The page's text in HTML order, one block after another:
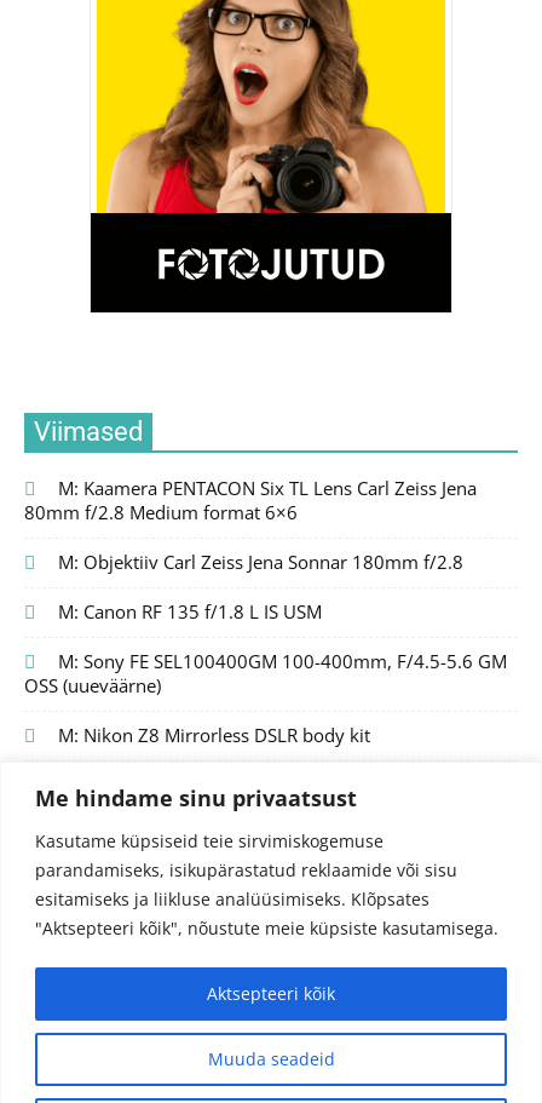
Me hindame sinu privaatsust
Kasutame küpsiseid teie sirvimiskogemuse
parandamiseks, isikupärastatud reklaamide või sisu
esitamiseks ja liikluse analüüsimiseks. Klõpsates
"Aktsepteeri kõik", nõustute meie küpsiste kasutamisega.
Muuda seadeid
Aktsepteeri kõik
Viimased
M: Kaamera PENTACON Six TL Lens Carl Zeiss Jena
80mm f/2.8 Medium format 6×6
M: Objektiiv Carl Zeiss Jena Sonnar 180mm f/2.8
M: Canon RF 135 f/1.8 L IS USM
M: Sony FE SEL100400GM 100-400mm, F/4.5-5.6 GM
OSS (uueväärne)
M: Nikon Z8 Mirrorless DSLR body kit
© 2024 Fotojutud OÜ
Reg.nr. 14827097
info@fotojutud.ee